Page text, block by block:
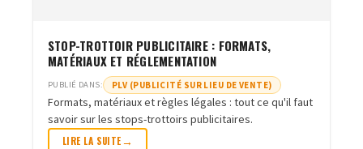
STOP-TROTTOIR PUBLICITAIRE : FORMATS,
MATÉRIAUX ET RÉGLEMENTATION
PUBLIÉ DANS: PLV (PUBLICITÉ SUR LIEU DE VENTE)
Formats, matériaux et règles légales : tout ce qu'il faut
savoir sur les stops-trottoirs publicitaires.
LIRE LA SUITE